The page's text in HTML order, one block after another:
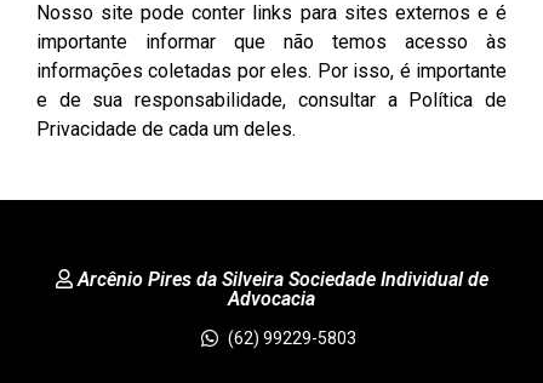
Nosso site pode conter links para sites externos e é
importante informar que não temos acesso às
informações coletadas por eles. Por isso, é importante
e de sua responsabilidade, consultar a Política de
Privacidade de cada um deles.
Arcênio Pires da Silveira Sociedade Individual de
Advocacia
(62) 99229-5803